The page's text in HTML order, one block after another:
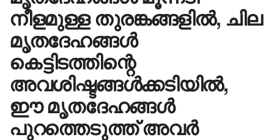
നീളമുള്ള തുരങ്കങ്ങളിൽ, ചില
മൃതദേഹങ്ങൾ
കെട്ടിടത്തിന്റെ
അവശിഷ്ടങ്ങൾക്കടിയിൽ,
ഈ മൃതദേഹങ്ങൾ
പുറത്തെടുത്ത് അവർ